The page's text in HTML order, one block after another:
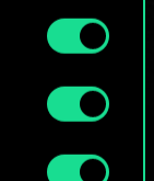
de